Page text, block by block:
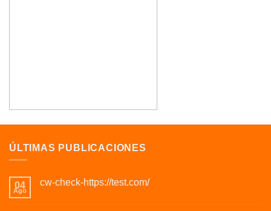
ÚLTIMAS PUBLICACIONES
04
Ago
cw-check-https://test.com/